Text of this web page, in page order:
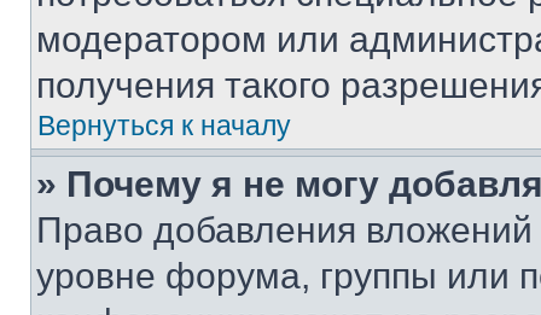
модератором или
получения такого
Вернуться к началу
» Почему я не могу
Право добавления
уровне форума, группы или